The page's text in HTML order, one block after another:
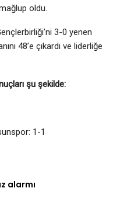
oldu.
3-0 yenen
48’e çıkardı ve liderliğe
şu şekilde:
1-1
alarmı